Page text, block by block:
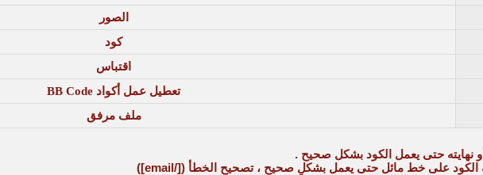
الصور
كود
اقتباس
تعطيل عمل أكواد BB Code
ملف مرفق
أو نهايته حتى يعمل الكود بشكل صحيح .
الكود على خط مائل حتى يعمل بشكلٍ صحيح ، تصحيح الخطأ ([/email]
)